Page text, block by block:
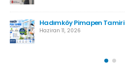
Hadımköy Pimapen Tamiri
Haziran 11, 2026